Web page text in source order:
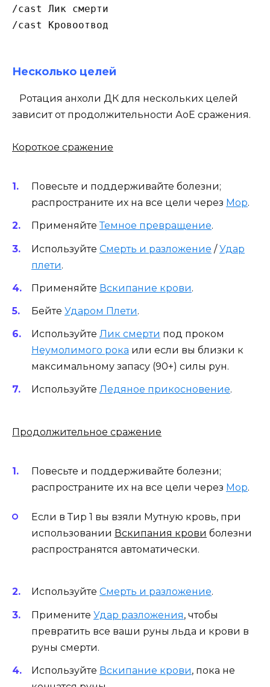
/cast Лик смерти
/cast Кровоотвод
Несколько целей
Ротация анхоли ДК для нескольких целей
зависит от продолжительности АоЕ сражения.
Короткое сражение
Повесьте и поддерживайте болезни;
распространите их на все цели через Мор.
ПрименяйтеТемное превращение.
Используйте Смерть и разложение /Удар
плети.
Применяйте Вскипание крови.
Бейте Ударом Плети.
Используйте Лик смерти под проком
Неумолимого рока или если вы близки к
максимальному запасу (90+) силы рун.
Используйте Ледяное прикосновение.
Продолжительное сражение
Повесьте и поддерживайте болезни;
распространите их на все цели через Мор.
Если в Тир 1 вы взяли Мутную кровь, при
использовании Вскипания крови болезни
распространятся автоматически.
Используйте Смерть и разложение.
Примените Удар разложения, чтобы
превратить все ваши руны льда и крови в
руны смерти.
Используйте Вскипание крови, пока не